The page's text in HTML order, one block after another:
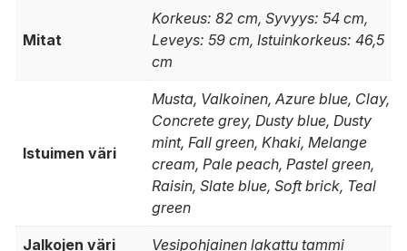
Mitat
Korkeus: 82 cm, Syvyys: 54 cm,
Leveys: 59 cm, Istuinkorkeus: 46,5
cm
Istuimen väri
Musta, Valkoinen, Azure blue, Clay,
Concrete grey, Dusty blue, Dusty
mint, Fall green, Khaki, Melange
cream, Pale peach, Pastel green,
Raisin, Slate blue, Soft brick, Teal
green
Jalkojen väri Vesipohjainen lakattu tammi